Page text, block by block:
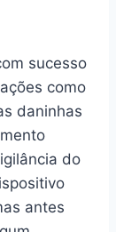
sucesso
como
daninhas
do
antes